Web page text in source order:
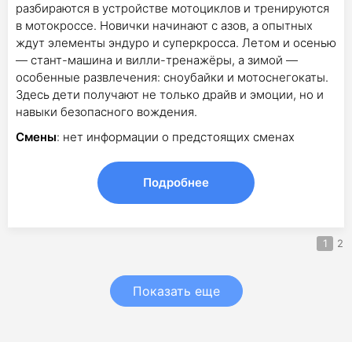
разбираются в устройстве мотоциклов и тренируются
в мотокроссе. Новички начинают с азов, а опытных
ждут элементы эндуро и суперкросса. Летом и осенью
— стант-машина и вилли-тренажёры, а зимой —
особенные развлечения: сноубайки и мотоснегокаты.
Здесь дети получают не только драйв и эмоции, но и
навыки безопасного вождения.
Смены: нет информации о предстоящих сменах
Подробнее
1 2
Показать еще